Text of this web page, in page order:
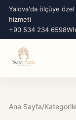
Yalova'da ölçüye özel
hizmeti
+90 534 234 6598
Ana Sayfa/